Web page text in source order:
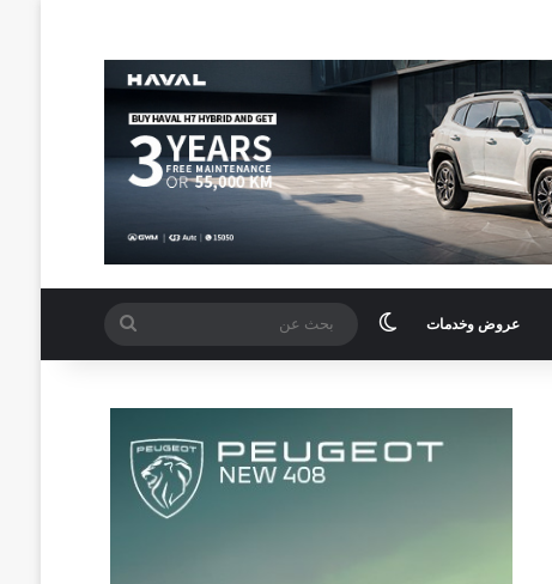
عروض وخدمات الوضع المظلم بحث
عن